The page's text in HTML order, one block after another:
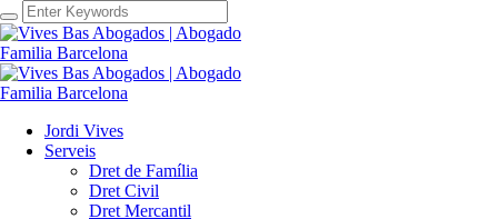
Jordi Vives
Serveis
Dret de Família
Dret Civil
Dret Mercantil